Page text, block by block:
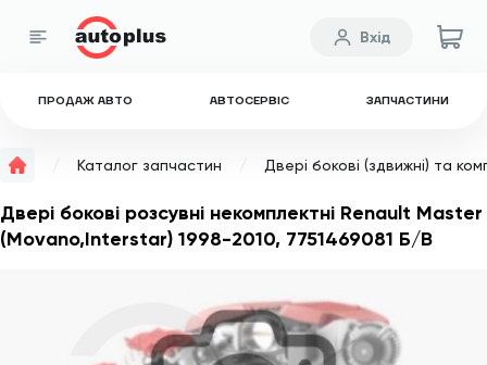
ПРОДАЖ АВТО АВТОСЕРВІС ЗАПЧАСТИНИ
Вхід
Каталог запчастин Двері бокові (здвижні) та
Двері бокові розсувні некомплектні Renault Master
(Movano,Interstar) 1998-2010, 7751469081 Б/В